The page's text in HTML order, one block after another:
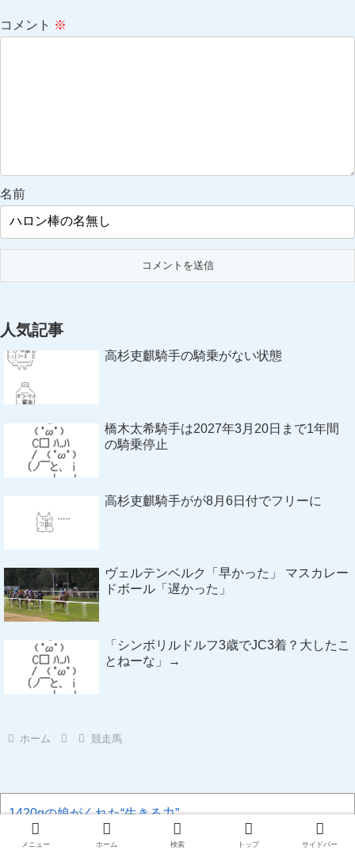
コメント ※
名前
人気記事
高杉吏麒騎手の騎乗がない状態
橋木太希騎手は2027年3月20日まで1年間
の騎乗停止
高杉吏麒騎手がが8月6日付でフリーに
ヴェルテンベルク「早かった」 マスカレー
ドボール「遅かった」
「シンボリルドルフ3歳でJC3着？大したこ
とねーな」→
ホーム 競走馬
1420gの娘がくれた“生きる力”。
俺「米4升研いでください」 Ｚ後輩「よんしょ
う・・・？」
メニュー ホーム 検索 トップ サイドバー